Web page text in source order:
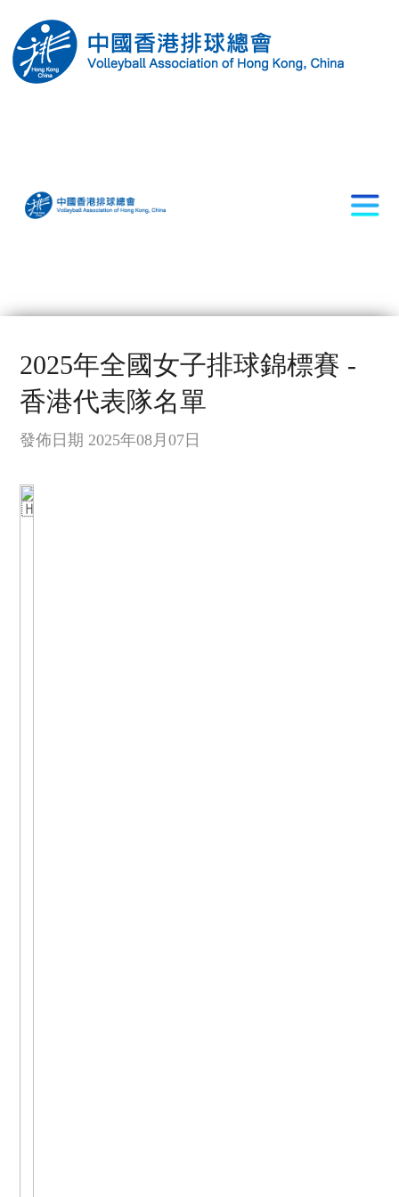
2025年全國女子排球錦標賽 -
香港代表隊名單
發佈日期 2025年08月07日